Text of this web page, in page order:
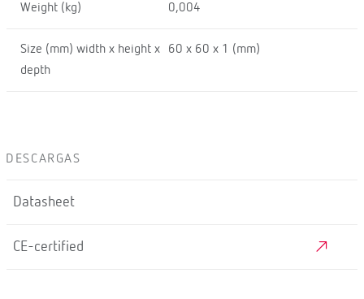
Weight (kg) 0,004
Size (mm) width x height x
depth
60 x 60 x 1 (mm)
DESCARGAS
Datasheet
CE-certified